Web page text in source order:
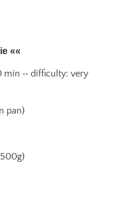
««
min •• difficulty: very
pan)